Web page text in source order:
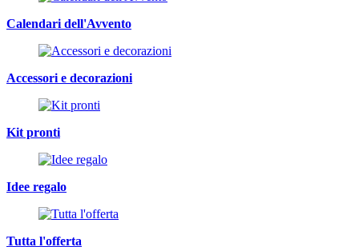
Calendari dell'Avvento
Accessori e decorazioni
Kit pronti
Idee regalo
Tutta l'offerta